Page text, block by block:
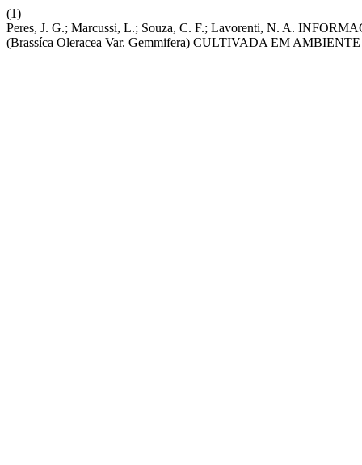
(1)
Peres, J. G.; Marcussi, L.; Souza, C. F.; Lavorenti, N. A.
(Brassíca Oleracea Var. Gemmifera) CULTIVADA EM